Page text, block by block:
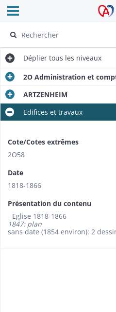
Archives
Ouvrir le menu déroulant
Déplier tous les niveaux
2O Administration et
ARTZENHEIM
Edifices et travaux
Cote/Cotes extrêmes
2O58
Date
1818-1866
Présentation du contenu
- Eglise 1818-1866
1847: plan
sans date (1854 environ): 2